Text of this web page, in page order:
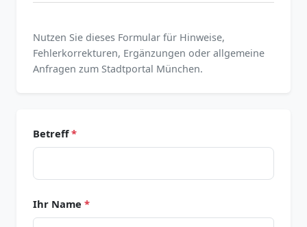
Nutzen Sie dieses Formular für Hinweise,
Fehlerkorrekturen, Ergänzungen oder allgemeine
Anfragen zum Stadtportal München.
Betreff*
Ihr Name *